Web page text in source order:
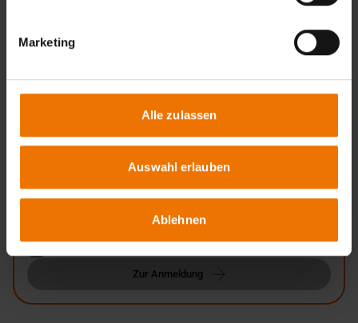
Marketing
Alle zulassen
Auswahl erlauben
Ablehnen
Anfragen
Zur Anmeldung